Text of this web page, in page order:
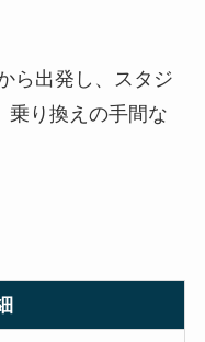
ら出発し、スタジ
乗り換えの手間な